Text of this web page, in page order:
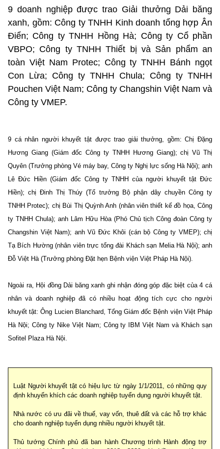
9 doanh nghiệp được trao Giải thưởng Dải băng
xanh, gồm: Công ty TNHH Kinh doanh tổng hợp Ân
Điển; Công ty TNHH Hồng Hà; Công ty Cổ phần
VBPO; Công ty TNHH Thiết bị và Sản phẩm an
toàn Việt Nam Protec; Công ty TNHH Bánh ngọt
Con Lừa; Công ty TNHH Chula; Công ty TNHH
Pouchen Việt Nam; Công ty Changshin Việt Nam và
Công ty VMEP.
9 cá nhân người khuyết tật được trao giải thưởng, gồm: Chị Đặng
Hương Giang (Giám đốc Công ty TNHH Hương Giang); chị Vũ Thị
Quyên (Trưởng phòng Vé máy bay, Công ty Nghị lực sống Hà Nội); anh
Lê Đức Hiền (Giám đốc Công ty TNHH của người khuyết tật Đức
Hiền); chị Đinh Thị Thúy (Tổ trưởng Bộ phận dây chuyền Công ty
TNHH Protec); chị Bùi Thị Quỳnh Anh (nhân viên thiết kế đồ họa, Công
ty TNHH Chula); anh Lâm Hữu Hòa (Phó Chủ tịch Công đoàn Công ty
Changshin Việt Nam); anh Vũ Đức Khôi (cán bộ Công ty VMEP); chị
Tạ Bích Hường (nhân viên trực tổng đài Khách sạn Melia Hà Nội); anh
Đỗ Việt Hà (Trưởng phòng Đặt hẹn Bệnh viện Việt Pháp Hà Nội).
Ngoài ra, Hội đồng Dải băng xanh ghi nhận đóng góp đặc biệt của 4 cá
nhân và doanh nghiệp đã có nhiều hoạt động tích cực cho người
khuyết tật: Ông Lucien Blanchard, Tổng Giám đốc Bệnh viện Việt Pháp
Hà Nội; Công ty Nike Việt Nam; Công ty IBM Việt Nam và Khách sạn
Sofitel Plaza Hà Nội.
Luật Người khuyết tật có hiệu lực từ ngày 1/1/2011, có những quy
định khuyến khích các doanh nghiệp tuyển dụng người khuyết tật.
Nhà nước có ưu đãi về thuế, vay vốn, thuê đất và các hỗ trợ khác
cho doanh nghiệp tuyển dụng nhiều người khuyết tật.
Thủ tướng Chính phủ đã ban hành Chương trình Hành động trợ